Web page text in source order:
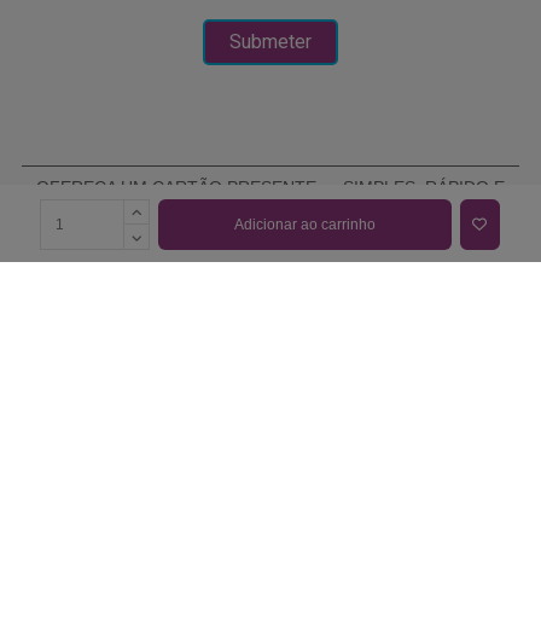
Adicionar ao carrinho
OFEREÇA UM CARTÃO PRESENTE — SIMPLES, RÁPIDO E
ELEGANTE